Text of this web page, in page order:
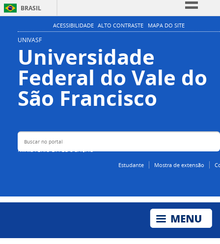
BRASIL
Simplifique!
Participe
Acesso à informação
Legislação
Canais
ACESSIBILIDADE ALTO CONTRASTE MAPA DO SITE
UNIVASF
Universidade
Federal do Vale do
São Francisco
MINISTÉRIO DA EDUCAÇÃO
Buscar no portal
Estudante Mostra de extensão